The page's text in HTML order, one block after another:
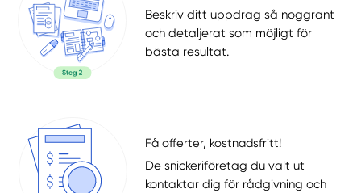
Beskriv ditt uppdrag så noggrant
och detaljerat som möjligt för
bästa resultat.
Få offerter, kostnadsfritt!
De snickeriföretag du valt ut
kontaktar dig för rådgivning och